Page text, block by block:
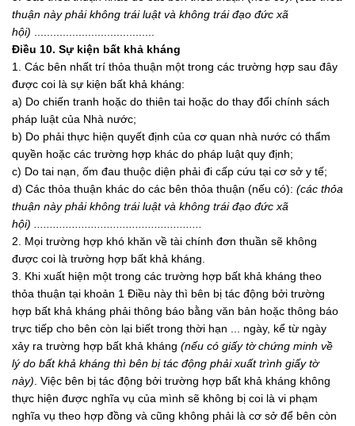
thuận này phải không trái luật và không trái đạo đức xã
hội)
Điều 10. Sự kiện bất khả kháng
1. Các bên nhất trí thỏa thuận một trong các trường hợp sau đây
được coi là sự kiện bất khả kháng:
a) Do chiến tranh hoặc do thiên tai hoặc do thay đổi chính sách
pháp luật của Nhà nước;
b) Do phải thực hiện quyết định của cơ quan nhà nước có thẩm
quyền hoặc các trường hợp khác do pháp luật quy định;
c) Do tai nạn, ốm đau thuộc diện phải đi cấp cứu tại cơ sở y tế;
d) Các thỏa thuận khác do các bên thỏa thuận (nếu có): (các thỏa
thuận này phải không trái luật và không trái đạo đức xã
hội) .....................................................
2. Mọi trường hợp khó khăn về tài chính đơn thuần sẽ không
được coi là trường hợp bất khả kháng.
3. Khi xuất hiện một trong các trường hợp bất khả kháng theo
thỏa thuận tại khoản 1 Điều này thì bên bị tác động bởi trường
hợp bất khả kháng phải thông báo bằng văn bản hoặc thông báo
trực tiếp cho bên còn lại biết trong thời hạn ... ngày, kể từ ngày
xảy ra trường hợp bất khả kháng (nếu có giấy tờ chứng minh về
lý do bất khả kháng thì bên bị tác động phải xuất trình giấy tờ
này) . Việc bên bị tác động bởi trường hợp bất khả kháng không
thực hiện được nghĩa vụ của mình sẽ không bị coi là vi phạm
nghĩa vụ theo hợp đồng và cũng không phải là cơ sở để bên còn